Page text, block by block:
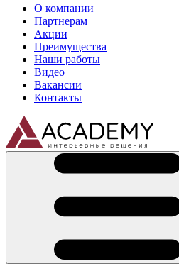
О компании
Партнерам
Акции
Преимущества
Наши работы
Видео
Вакансии
Контакты